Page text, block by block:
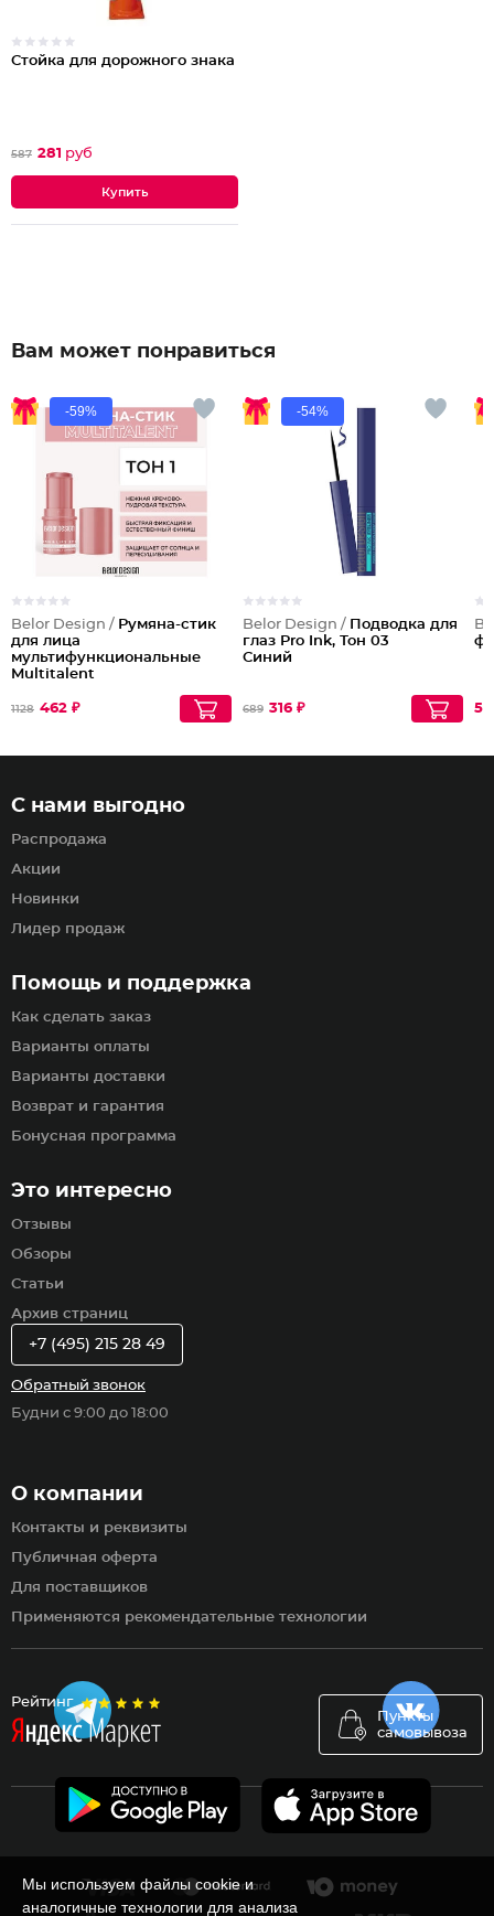
Стойка для дорожного знака
587 281 руб
Вам может понравиться
-59%
Belor Design / Румяна-стик
для лица
мультифункциональные
Multitalent
1128 462 ₽
-54%
Belor Design / Подводка для
глаз Pro Ink, Тон 03
Синий
689 316 ₽
Рейтинг
Пункты
самовывоза
Помощь и поддержка
Как сделать заказ
Варианты оплаты
Варианты доставки
Возврат и гарантия
Бонусная программа
С нами выгодно
Распродажа
Акции
Новинки
Лидер продаж
Это интересно
Отзывы
Обзоры
Статьи
Архив страниц
О компании
Контакты и реквизиты
Публичная оферта
Для поставщиков
Применяются рекомендательные технологии
+7 (495) 215 28 49
Обратный звонок
Будни с 9:00 до 18:00
Мы используем файлы cookie и
аналогичные технологии для анализа